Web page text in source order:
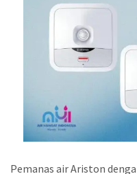
Pemanas air Ariston